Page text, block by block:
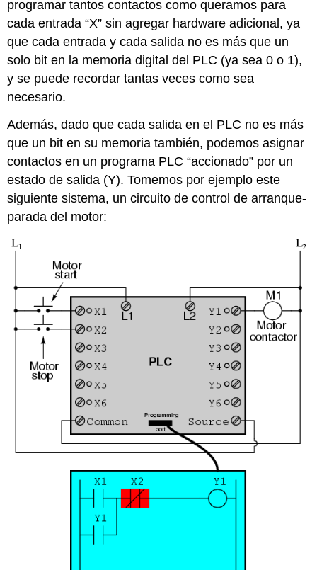
programar tantos contactos como queramos para
cada entrada “X” sin agregar hardware adicional, ya
que cada entrada y cada salida no es más que un
solo bit en la memoria digital del PLC (ya sea 0 o 1),
y se puede recordar tantas veces como sea
necesario.
Además, dado que cada salida en el PLC no es más
que un bit en su memoria también, podemos asignar
contactos en un programa PLC “accionado” por un
estado de salida (Y). Tomemos por ejemplo este
siguiente sistema, un circuito de control de arranque-
parada del motor: